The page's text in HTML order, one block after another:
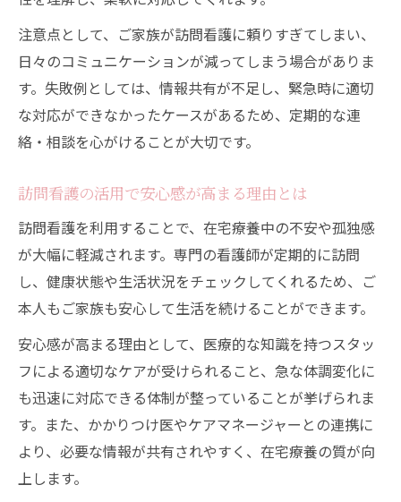
注意点として、ご家族が訪問看護に頼りすぎてしまい、
日々のコミュニケーションが減ってしまう場合がありま
す。失敗例としては、情報共有が不足し、緊急時に適切
な対応ができなかったケースがあるため、定期的な連
絡・相談を心がけることが大切です。
訪問看護の活用で安心感が高まる理由とは
訪問看護を利用することで、在宅療養中の不安や孤独感
が大幅に軽減されます。専門の看護師が定期的に訪問
し、健康状態や生活状況をチェックしてくれるため、ご
本人もご家族も安心して生活を続けることができます。
安心感が高まる理由として、医療的な知識を持つスタッ
フによる適切なケアが受けられること、急な体調変化に
も迅速に対応できる体制が整っていることが挙げられま
す。また、かかりつけ医やケアマネージャーとの連携に
より、必要な情報が共有されやすく、在宅療養の質が向
上します。